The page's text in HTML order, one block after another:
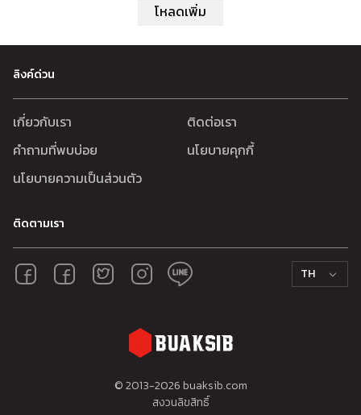
โหลดเพิ่ม
ลิงค์ด่วน
เกี่ยวกับเรา
ติดต่อเรา
คำถามที่พบบ่อย
นโยบายคุกกี้
นโยบายความเป็นส่วนตัว
ติดตามเรา
TH
© 2013-2026buaksib.com
สงวนลิขสิทธิ์